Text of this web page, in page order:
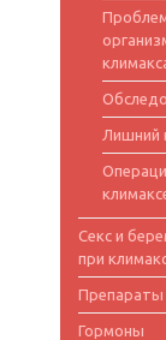
Лишний
Секс и
при
Препараты
Гормоны